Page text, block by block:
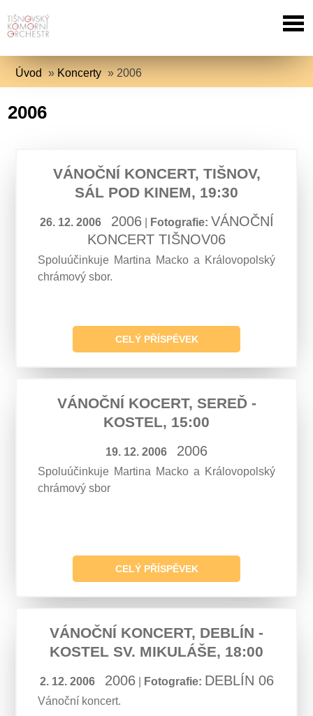
Úvod » Koncerty » 2006
2006
VÁNOČNÍ KONCERT, TIŠNOV,
SÁL POD KINEM, 19:30
26. 12. 2006 2006 Fotografie: VÁNOČNÍ
KONCERT TIŠNOV06
Spoluúčinkuje Martina Macko a Královopolský
chrámový sbor.
CELÝ PŘÍSPĚVEK
VÁNOČNÍ KOCERT, SEREĎ -
KOSTEL, 15:00
19. 12. 2006 2006
Spoluúčinkuje Martina Macko a Královopolský
chrámový sbor
CELÝ PŘÍSPĚVEK
VÁNOČNÍ KONCERT, DEBLÍN -
KOSTEL SV. MIKULÁŠE, 18:00
2. 12. 2006 2006 Fotografie: DEBLÍN 06
Vánoční koncert.